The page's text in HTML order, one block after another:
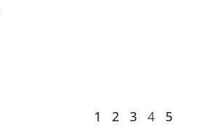
1 2 3 4 5